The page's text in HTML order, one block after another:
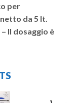
per
da 5 lt.
Il dosaggio è